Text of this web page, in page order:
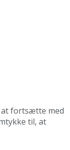
at fortsætte med
til, at